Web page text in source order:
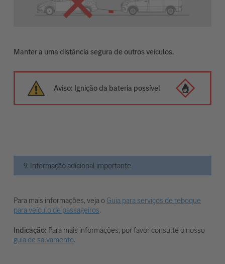
Manter a uma distância segura de outros veículos.
Aviso: Ignição da bateria possível
9. Informação adicional importante
Para mais informações, veja oGuia para serviços de reboque
para veículo de passageiros.
Indicação: Para mais informações, por favor consulte o nosso
guia de salvamento.